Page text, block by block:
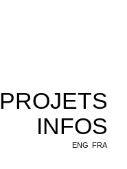
PROJETS
INFOS
ENG FRA